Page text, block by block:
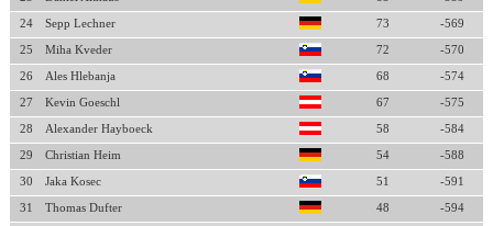
24 Sepp Lechner 73 -569
25 Miha Kveder 72 -570
26 Ales Hlebanja 68 -574
27 Kevin Goeschl 67 -575
28 Alexander Hayboeck 58 -584
29 Christian Heim 54 -588
30 Jaka Kosec 51 -591
31 Thomas Dufter 48 -594